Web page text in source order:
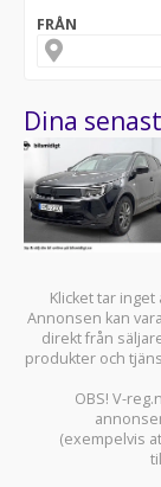
FRÅN
Dina
Klicket tar
Annonsen kan
direkt från
produkter och
OBS! V-
(exempelvis